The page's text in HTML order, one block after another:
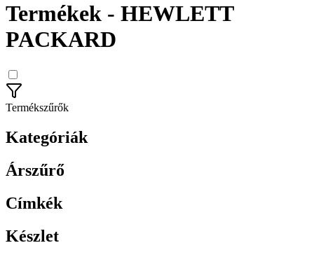
Termékek - HEWLETT
PACKARD
Termékszűrők
Kategóriák
Árszűrő
Címkék
Készlet